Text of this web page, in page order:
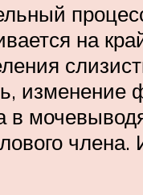
на
в